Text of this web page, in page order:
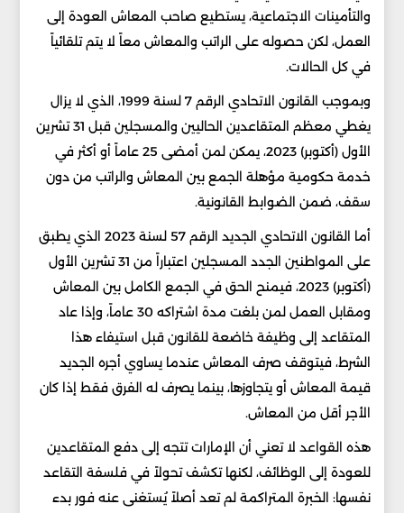
والتأمينات الاجتماعية، يستطيع صاحب المعاش العودة إلى
العمل، لكن حصوله على الراتب والمعاش معاً لا يتم تلقائياً
في كل الحالات.
وبموجب القانون الاتحادي الرقم 7 لسنة 1999، الذي لا يزال
يغطي معظم المتقاعدين الحاليين والمسجلين قبل 31 تشرين
الأول (أكتوبر) 2023، يمكن لمن أمضى 25 عاماً أو أكثر في
خدمة حكومية مؤهلة الجمع بين المعاش والراتب من دون
سقف، ضمن الضوابط القانونية.
أما القانون الاتحادي الجديد الرقم 57 لسنة 2023 الذي يطبق
على المواطنين الجدد المسجلين اعتباراً من 31 تشرين الأول
(أكتوبر) 2023، فيمنح الحق في الجمع الكامل بين المعاش
ومقابل العمل لمن بلغت مدة اشتراكه 30 عاماً، وإذا عاد
المتقاعد إلى وظيفة خاضعة للقانون قبل استيفاء هذا
الشرط، فيتوقف صرف المعاش عندما يساوي أجره الجديد
قيمة المعاش أو يتجاوزها، بينما يصرف له الفرق فقط إذا كان
الأجر أقل من المعاش.
هذه القواعد لا تعني أن الإمارات تتجه إلى دفع المتقاعدين
للعودة إلى الوظائف، لكنها تكشف تحولاً في فلسفة التقاعد
نفسها: الخبرة المتراكمة لم تعد أصلاً يُستغنى عنه فور بدء